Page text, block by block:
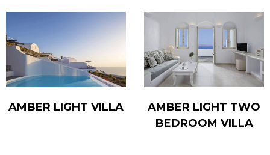
AMBER LIGHT VILLA
AMBER LIGHT TWO
BEDROOM VILLA